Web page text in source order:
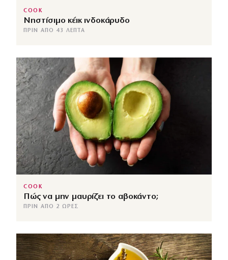
COOK
Νηστίσιμο κέικ ινδοκάρυδο
ΠΡΙΝ ΑΠΌ 43 ΛΕΠΤΆ
COOK
Πώς να μην μαυρίζει το αβοκάντο;
ΠΡΙΝ ΑΠΌ 2 ΏΡΕΣ